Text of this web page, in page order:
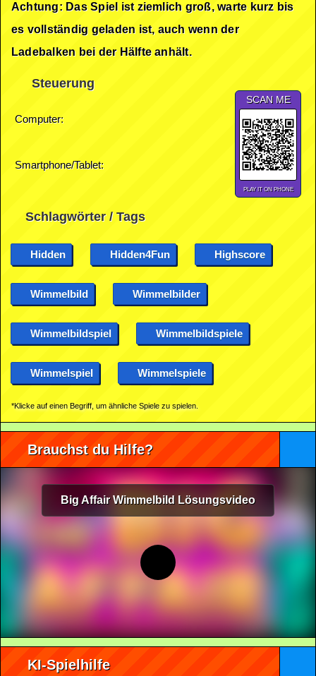
Achtung: Das Spiel ist ziemlich groß, warte kurz bis
es vollständig geladen ist, auch wenn der
Ladebalken bei der Hälfte anhält.
Steuerung
Computer:
Smartphone/Tablet:
SCAN ME
PLAY IT ON PHONE
Schlagwörter / Tags
Hidden Hidden4Fun Highscore
Wimmelbild Wimmelbilder
Wimmelbildspiel Wimmelbildspiele
Wimmelspiel Wimmelspiele
*Klicke auf einen Begriff, um ähnliche Spiele zu spielen.
Brauchst du Hilfe?
Big Affair Wimmelbild Lösungsvideo
KI-Spielhilfe